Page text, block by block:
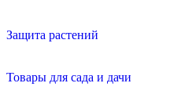
Защита растений
Товары для сада и дачи